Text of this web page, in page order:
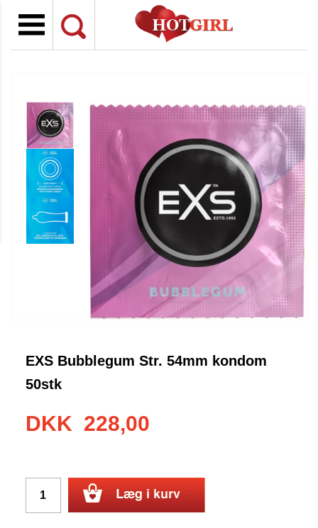
EXS Bubblegum Str. 54mm kondom
50stk
DKK 228,00